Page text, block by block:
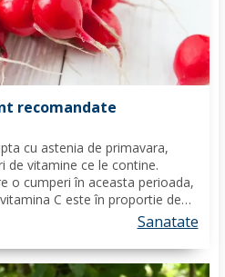
recomandate
cu astenia de primavara,
de vitamine ce le contine.
o cumperi în aceasta perioada,
C este în proportie de
folic, potasiu, magneziu si multe
de...
Sanatate